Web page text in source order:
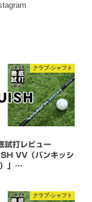
クラブ-シャフト
試打レビュー
VV（バンキッシ
」…
クラブ-シャフト